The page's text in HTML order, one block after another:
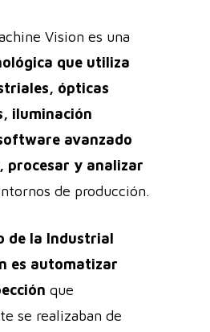
Vision es una
que utiliza
ópticas
iluminación
avanzado
procesar y analizar
de producción.
de la Industrial
es automatizar
que
se realizaban de